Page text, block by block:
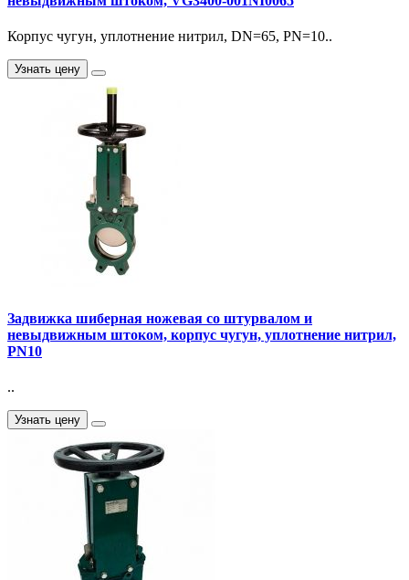
Корпус чугун, уплотнение нитрил, DN=65, PN=10..
Узнать цену
Задвижка шиберная ножевая со штурвалом и
невыдвижным штоком, корпус чугун, уплотнение нитрил,
PN10
..
Узнать цену